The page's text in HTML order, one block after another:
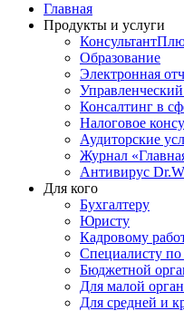
Главная
Продукты и услуги
Образование
Электронная
Консалтинг в
Налоговое
Аудиторские
Журнал
Антивирус
Для кого
Бухгалтеру
Юристу
Кадровому
Специалисту по
Бюджетной
Для малой
Для средней и